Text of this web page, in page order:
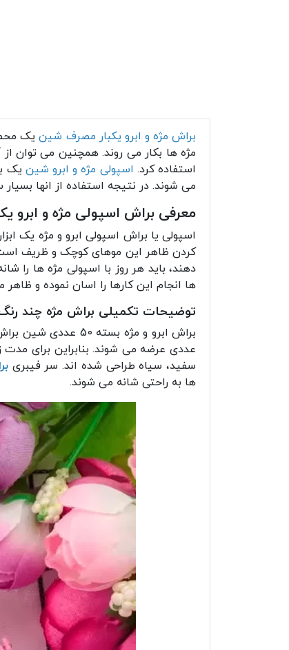
براش مژه و ابرو یکبار مصرف شینیک
مژه ها بکار می روند. همچنین می توان از
استفاده کرد. اسپولی مژه و ابرو شین یک
می شوند. در نتیجه استفاده از انها
معرفی براش اسپولی مژه و ابرو
اسپولی یا براش اسپولی ابرو و مژه یک
کردن ظاهر این موهای کوچک و ظریف است.
دهند، باید هر روز با اسپولی مژه ها را
ها انجام این کارها را اسان نموده و ظاهر
توضیحات تکمیلی براش مژه چند
عددی عرضه می شوند. بنابراین برای مدت
سفید، سیاه طراحی شده اند. سر فیبری
ها به راحتی شانه می شوند.